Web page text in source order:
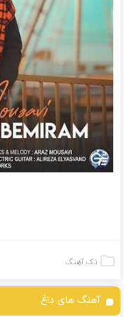
تک آهنگ
آهنگ های داغ